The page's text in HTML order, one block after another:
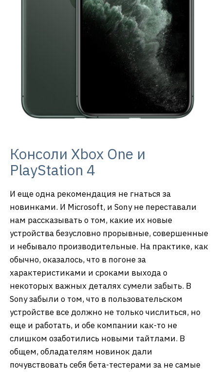
Консоли Xbox One и
PlayStation 4
И еще одна рекомендация не гнаться за
новинками. И Microsoft, и Sony не переставали
нам рассказывать о том, какие их новые
устройства безусловно прорывные, совершенные
и небывало производительные. На практике, как
обычно, оказалось, что в погоне за
характеристиками и сроками выхода о
некоторых важных деталях сумели забыть. В
Sony забыли о том, что в пользовательском
устройстве все должно не только числиться, но
еще и работать, и обе компании как-то не
слишком озаботились новыми тайтлами. В
общем, обладателям новинок дали
почувствовать себя бета-тестерами за не самые